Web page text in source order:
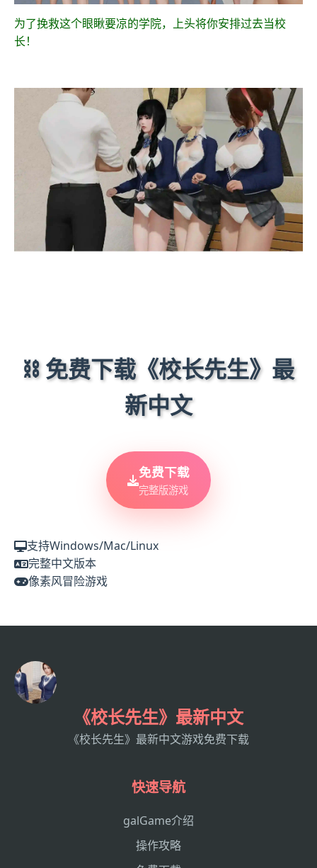
为了挽救这个眼瞅要凉的学院，上头将你安排过去当校
长！
⛓️ 免费下载《校长先生》最
新中文
免费下载
完整版游戏
支持Windows/Mac/Linux
完整中文版本
像素风冒险游戏
《校长先生》最新中文
《校长先生》最新中文游戏免费下载
快速导航
galGame介绍
操作攻略